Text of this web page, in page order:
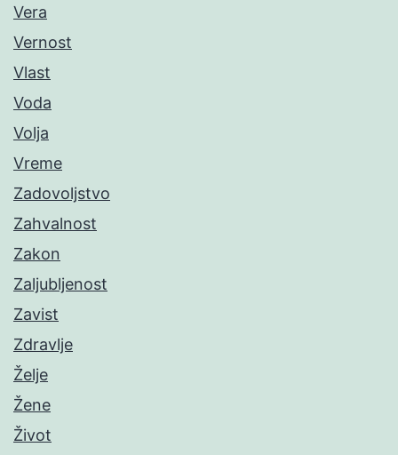
Vera
Vernost
Vlast
Voda
Volja
Vreme
Zadovoljstvo
Zahvalnost
Zakon
Zaljubljenost
Zavist
Zdravlje
Želje
Žene
Život